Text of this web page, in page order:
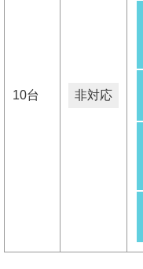
10台 非対応